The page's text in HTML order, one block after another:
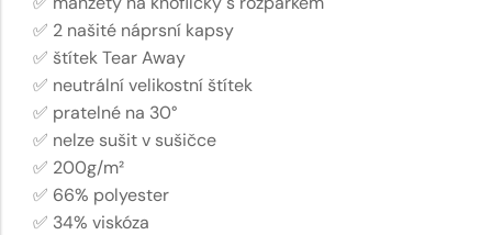
✅ 2 našité náprsní kapsy
✅ štítek Tear Away
✅ neutrální velikostní štítek
✅ pratelné na 30°
✅ nelze sušit v sušičce
✅ 200g/m²
✅ 66% polyester
✅ 34% viskóza